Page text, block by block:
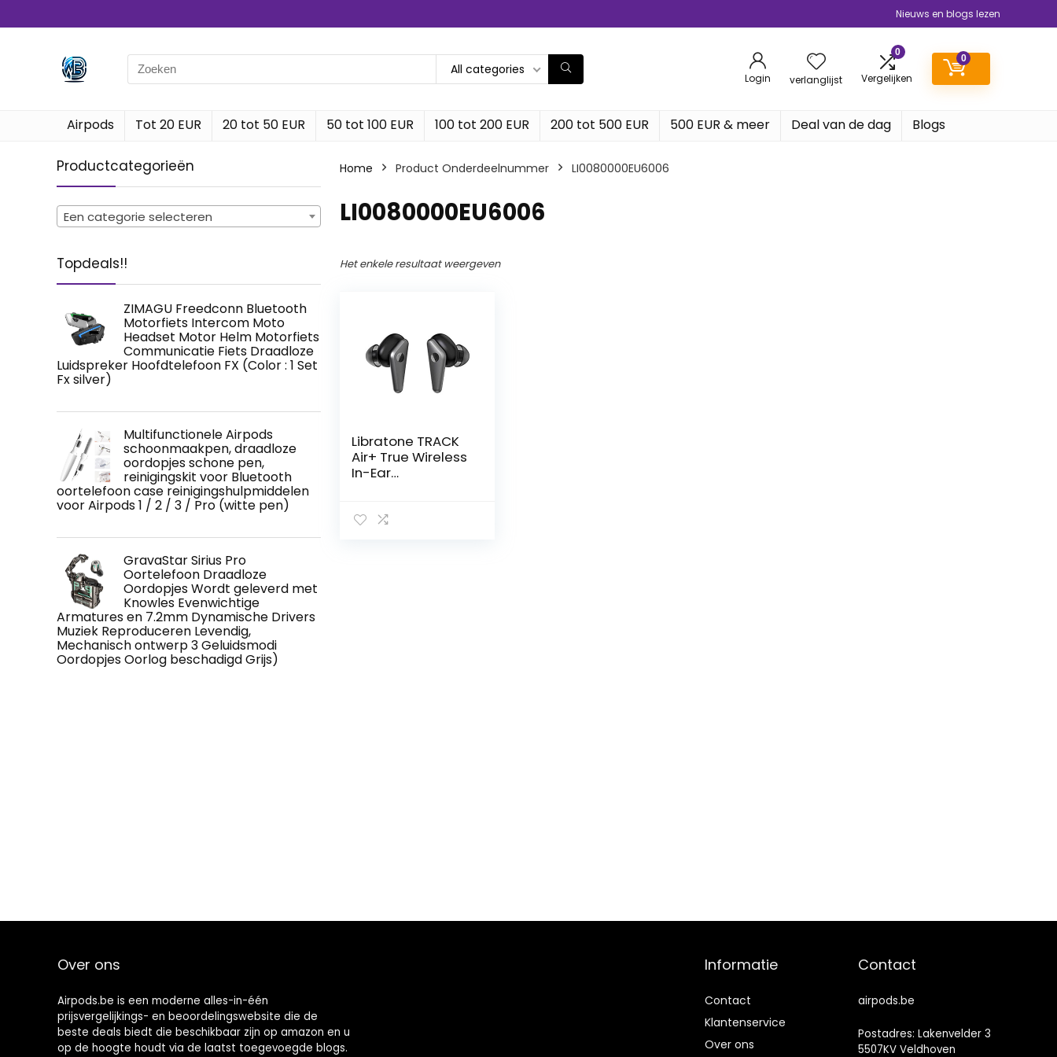
Nieuws en blogs lezen
Search
for:
All categories
Login verlanglijst
0
Vergelijken
0
Airpods Tot 20 EUR 20 tot 50 EUR 50 tot 100 EUR 100 tot 200 EUR 200 tot 500 EUR 500 EUR & meer Deal van de dag Blogs
Productcategorieën
Een categorie selecteren
Topdeals!!
ZIMAGU Freedconn Bluetooth
Motorfiets Intercom Moto
Headset Motor Helm Motorfiets
Communicatie Fiets Draadloze
Luidspreker Hoofdtelefoon FX (Color : 1 Set
Fx silver)
Multifunctionele Airpods
schoonmaakpen, draadloze
oordopjes schone pen,
reinigingskit voor Bluetooth
oortelefoon case reinigingshulpmiddelen
voor Airpods 1 / 2 / 3 / Pro (witte pen)
GravaStar Sirius Pro
Oortelefoon Draadloze
Oordopjes Wordt geleverd met
Knowles Evenwichtige
Armatures en 7.2mm Dynamische Drivers
Muziek Reproduceren Levendig,
Mechanisch ontwerp 3 Geluidsmodi
Oordopjes Oorlog beschadigd Grijs)
Home Product Onderdeelnummer ‎LI0080000EU6006
‎LI0080000EU6006
Het enkele resultaat weergeven
Libratone TRACK
Air+ True Wireless
In-Ear
ruisonderdrukking
Over ons
Airpods.be is een moderne alles-in-één
prijsvergelijkings- en beoordelingswebsite die de
beste deals biedt die beschikbaar zijn op amazon en u
op de hoogte houdt via de laatst toegevoegde blogs.
Informatie
Contact
Klantenservice
Over ons
Contact
airpods.be
Postadres: Lakenvelder 3
5507KV Veldhoven